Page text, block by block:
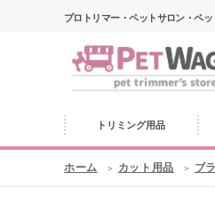
プロトリマー・ペットサロン・ペ
トリミング用品
ホーム カット用品 ブ